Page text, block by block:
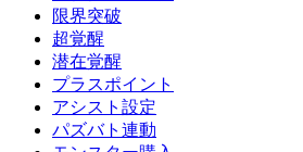
限界突破
超覚醒
潜在覚醒
プラスポイント
アシスト設定
パズバト連動